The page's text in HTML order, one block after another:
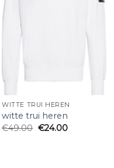
WITTE TRUI HEREN
witte trui heren
€49.00 €24.00